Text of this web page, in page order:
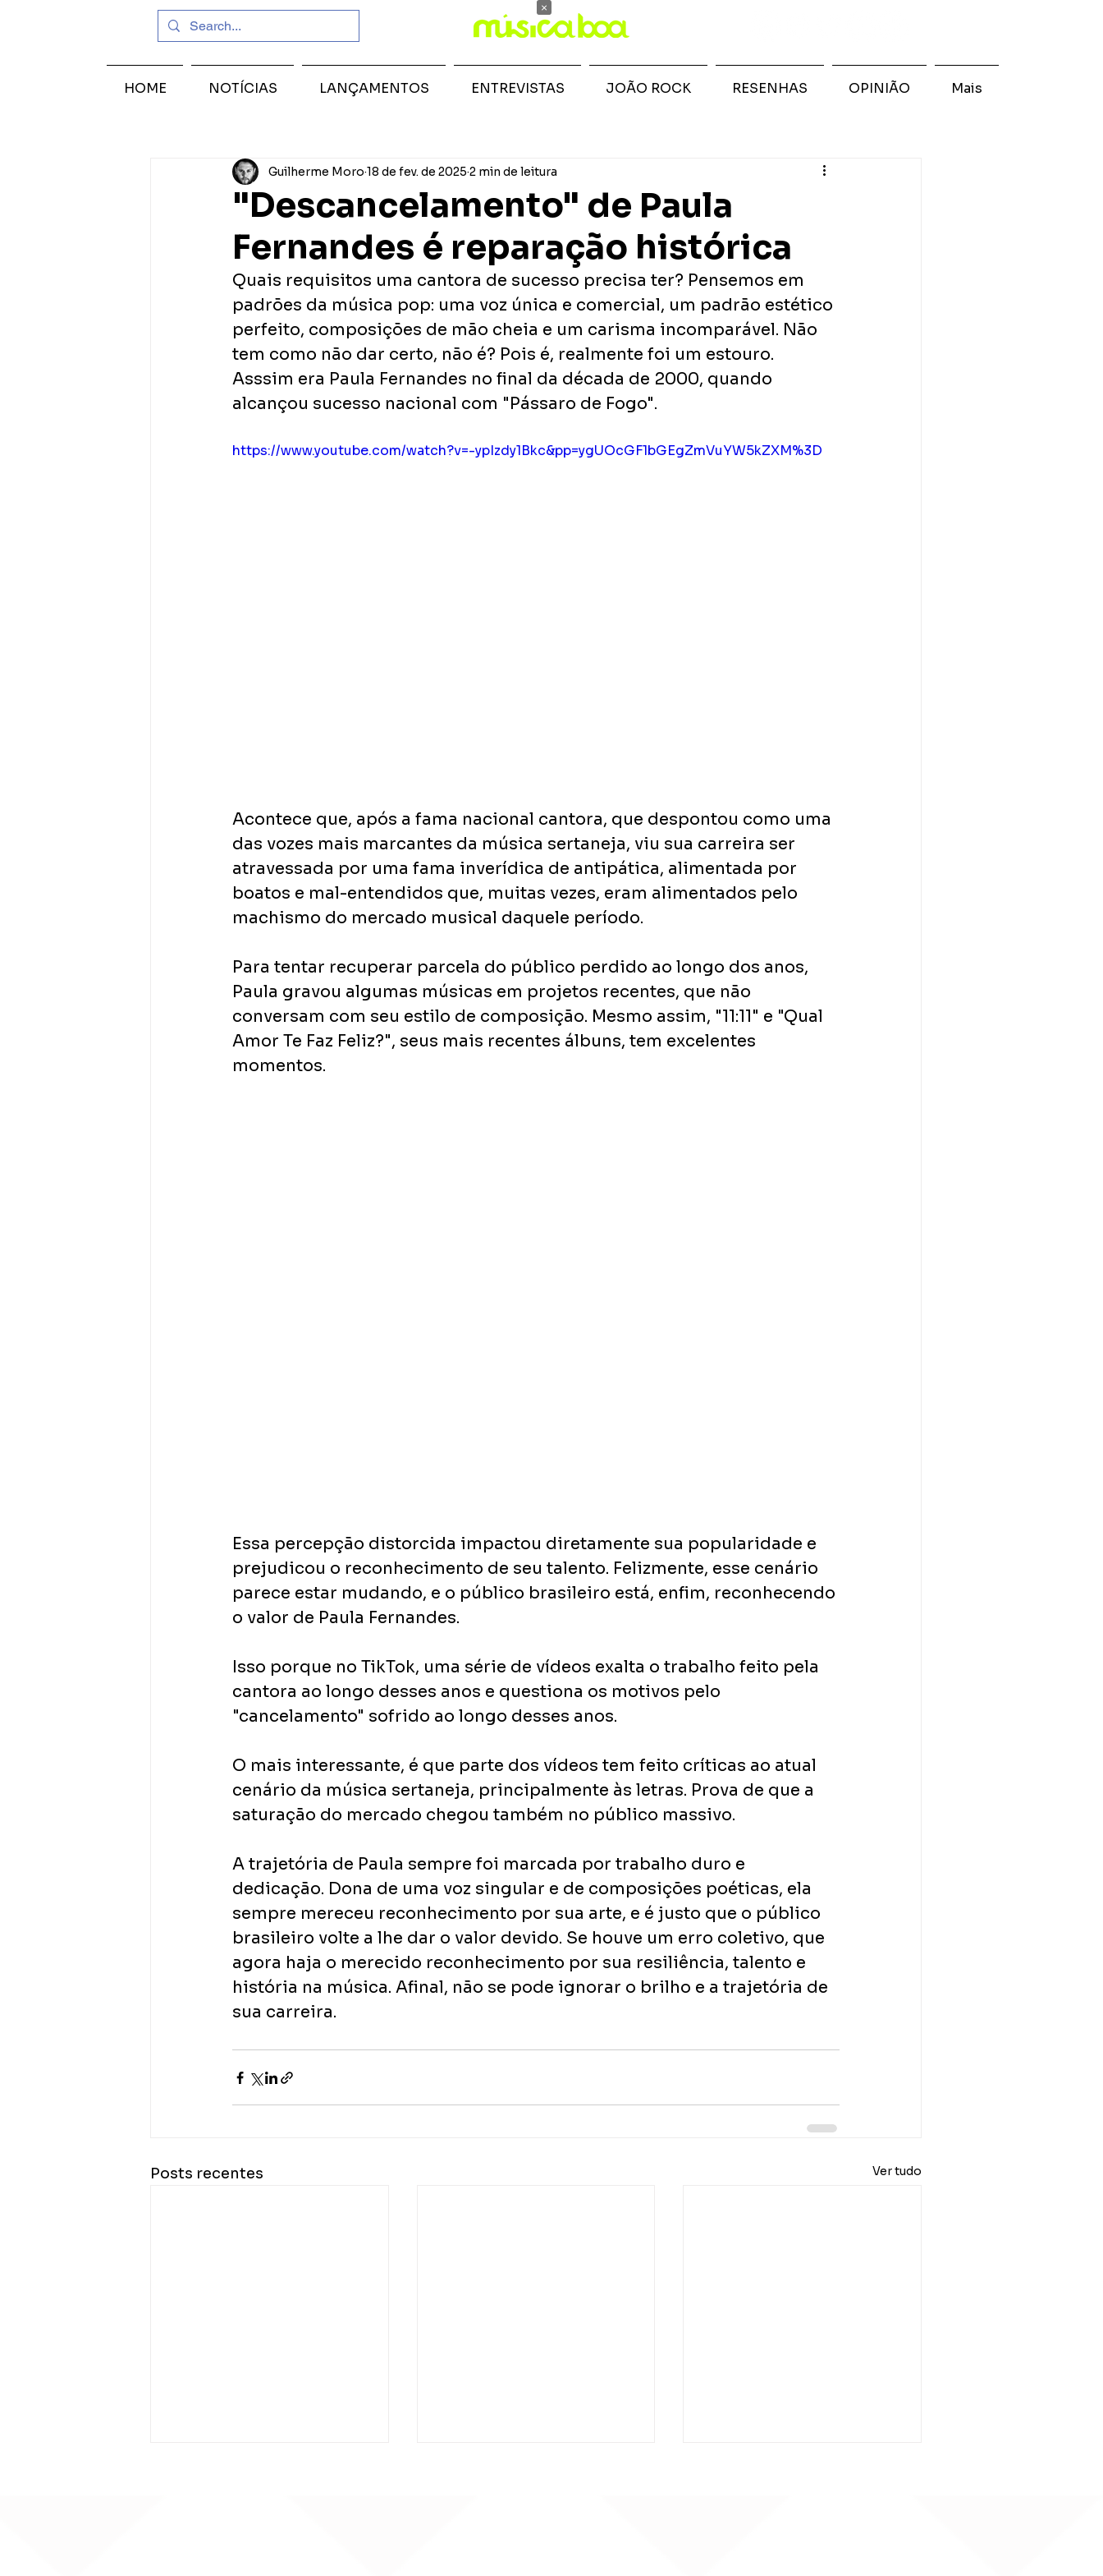
"Descancelamento" de Paula
Fernandes é reparação histórica
Guilherme Moro 18 de fev. de 2025 2 min de leitura
Quais requisitos uma cantora de sucesso precisa ter? Pensemos em
padrões da música pop: uma voz única e comercial, um padrão estético
perfeito, composições de mão cheia e um carisma incomparável. Não
tem como não dar certo, não é? Pois é, realmente foi um estouro.
Asssim era Paula Fernandes no final da década de 2000, quando
alcançou sucesso nacional com "Pássaro de Fogo".
https://www.youtube.com/watch?v=-ypIzdy1Bkc&pp=ygUOcGF1bGEgZmVuYW5kZXM%3D
Acontece que, após a fama nacional cantora, que despontou como uma
das vozes mais marcantes da música sertaneja, viu sua carreira ser
atravessada por uma fama inverídica de antipática, alimentada por
boatos e mal-entendidos que, muitas vezes, eram alimentados pelo
machismo do mercado musical daquele período.
Para tentar recuperar parcela do público perdido ao longo dos anos,
Paula gravou algumas músicas em projetos recentes, que não
conversam com seu estilo de composição. Mesmo assim, "11:11" e "Qual
Amor Te Faz Feliz?", seus mais recentes álbuns, tem excelentes
momentos.
Essa percepção distorcida impactou diretamente sua popularidade e
prejudicou o reconhecimento de seu talento. Felizmente, esse cenário
parece estar mudando, e o público brasileiro está, enfim, reconhecendo
o valor de Paula Fernandes.
Isso porque no TikTok, uma série de vídeos exalta o trabalho feito pela
cantora ao longo desses anos e questiona os motivos pelo
"cancelamento" sofrido ao longo desses anos.
O mais interessante, é que parte dos vídeos tem feito críticas ao atual
cenário da música sertaneja, principalmente às letras. Prova de que a
saturação do mercado chegou também no público massivo.
A trajetória de Paula sempre foi marcada por trabalho duro e
dedicação. Dona de uma voz singular e de composições poéticas, ela
sempre mereceu reconhecimento por sua arte, e é justo que o público
brasileiro volte a lhe dar o valor devido. Se houve um erro coletivo, que
agora haja o merecido reconhecimento por sua resiliência, talento e
história na música. Afinal, não se pode ignorar o brilho e a trajetória de
sua carreira.
Posts recentes Ver tudo
HOME NOTÍCIAS LANÇAMENTOS ENTREVISTAS JOÃO ROCK RESENHAS OPINIÃO Mais
×